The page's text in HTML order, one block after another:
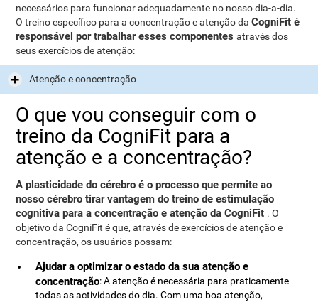
necessários para funcionar adequadamente no nosso dia-a-dia.
O treino específico para a concentração e atenção daCogniFit é
responsável por trabalhar esses componentesatravés dos
seus exercícios de atenção:
Atenção e concentração
O que vou conseguir com o
treino da CogniFit para a
atenção e a concentração?
A plasticidade do cérebro é o processo que permite ao
nosso cérebro tirar vantagem do treino de estimulação
cognitiva para a concentração e atenção da CogniFit . O
objetivo da CogniFit é que, através de exercícios de atenção e
concentração, os usuários possam:
Ajudar a optimizar o estado da sua atenção e
concentração: A atenção é necessária para praticamente
todas as actividades do dia. Com uma boa atenção,